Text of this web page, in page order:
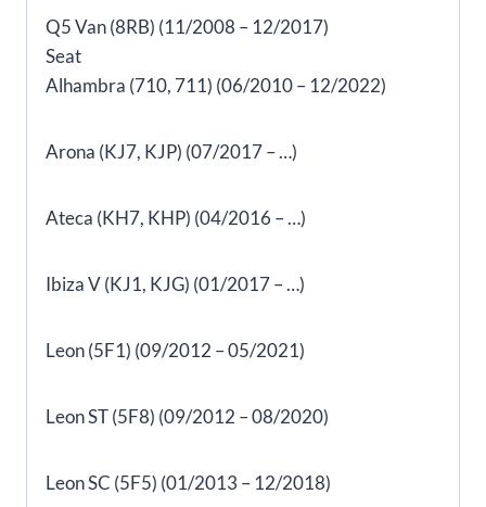
Q5 Van (8RB) (11/2008 – 12/2017)
Seat
Alhambra (710, 711) (06/2010 – 12/2022)
Arona (KJ7, KJP) (07/2017 – …)
Ateca (KH7, KHP) (04/2016 – …)
Ibiza V (KJ1, KJG) (01/2017 – …)
Leon (5F1) (09/2012 – 05/2021)
Leon ST (5F8) (09/2012 – 08/2020)
Leon SC (5F5) (01/2013 – 12/2018)